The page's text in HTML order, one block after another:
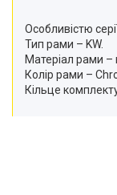
Особливістю
Тип рами – KW.
Матеріал рами –
Колір рами –
Кільце